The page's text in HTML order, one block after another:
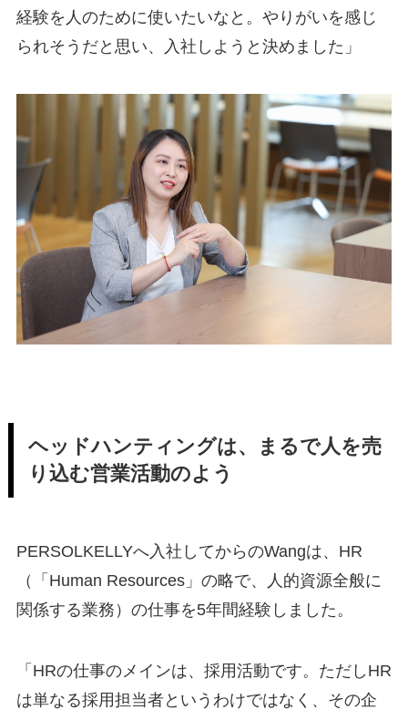
経験を人のために使いたいなと。やりがいを感じ
られそうだと思い、入社しようと決めました」
ヘッドハンティングは、まるで人を売
り込む営業活動のよう
PERSOLKELLYへ入社してからのWangは、HR
（「Human Resources」の略で、人的資源全般に
関係する業務）の仕事を5年間経験しました。
「HRの仕事のメインは、採用活動です。ただしHR
は単なる採用担当者というわけではなく、その企